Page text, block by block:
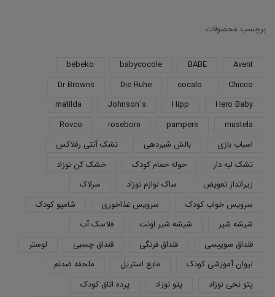
برچسب محصولات
Avent
BABE
babycocole
bebeko
Chicco
cocalo
Die Ruhe
Dr Browns
Hero Baby
Hipp
Johnson`s
matilda
mustela
pampers
roseborn
Rovco
اسباب بازی
بالش شیردهی
تشک آنتی رفلاکس
تشک لبه دار
حوله حمام کودک
خشک کن نوزاد
زیرانداز تعویض
ساک لوازم نوزاد
سرلاک
سرویس خواب کودک
سرویس غذاخوری
شامپو کودک
شیشه شیر
شیشه شیر اونت
فلاسک آب
قنداق سوییسی
قنداق فرنگی قنداق چسبی
لوستر
لیوان آموزشی کودک
مایع استریل
ملحفه ضدنم
پتو نخی نوزاد
پتو نوزاد
پرده اتاق کودک